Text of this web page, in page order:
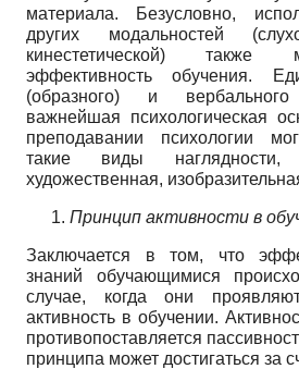
материала. Безусловно,
других модальностей
кинестетической) также
эффективность обучения.
(образного) и
важнейшая психологическая
преподавании психологии
такие виды наглядности,
художественная,
Принцип активности в
Заключается в том, что
знаний обучающимися
случае, когда они
активность в обучении.
противопоставляется
принципа может достигаться за